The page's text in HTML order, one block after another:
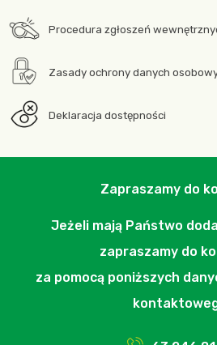
Procedura zgłoszeń
Zasady ochrony danych
Deklaracja dostępności
Zapraszamy do
Jeżeli mają Państwo
zapraszamy do
za pomocą poniższych